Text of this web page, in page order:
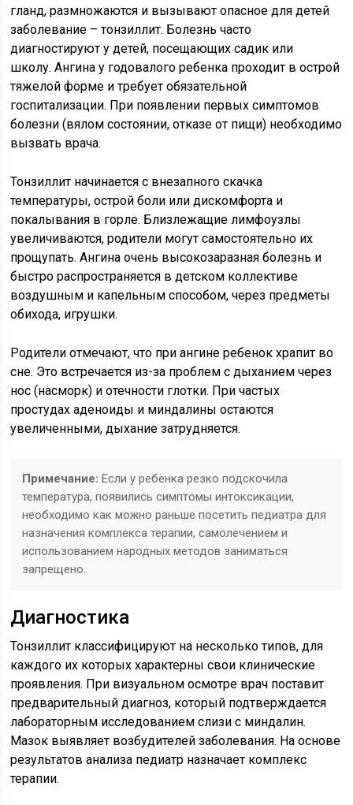
гланд, размножаются и вызывают опасное для детей
заболевание – тонзиллит. Болезнь часто
диагностируют у детей, посещающих садик или
школу. Ангина у годовалого ребенка проходит в острой
тяжелой форме и требует обязательной
госпитализации. При появлении первых симптомов
болезни (вялом состоянии, отказе от пищи) необходимо
вызвать врача.
Тонзиллит начинается с внезапного скачка
температуры, острой боли или дискомфорта и
покалывания в горле. Близлежащие лимфоузлы
увеличиваются, родители могут самостоятельно их
прощупать. Ангина очень высокозаразная болезнь и
быстро распространяется в детском коллективе
воздушным и капельным способом, через предметы
обихода, игрушки.
Родители отмечают, что при ангине ребенок храпит во
сне. Это встречается из-за проблем с дыханием через
нос (насморк) и отечности глотки. При частых
простудах аденоиды и миндалины остаются
увеличенными, дыхание затрудняется.
Примечание: Если у ребенка резко подскочила
температура, появились симптомы интоксикации,
необходимо как можно раньше посетить педиатра для
назначения комплекса терапии, самолечением и
использованием народных методов заниматься
запрещено.
Диагностика
Тонзиллит классифицируют на несколько типов, для
каждого их которых характерны свои клинические
проявления. При визуальном осмотре врач поставит
предварительный диагноз, который подтверждается
лабораторным исследованием слизи с миндалин.
Мазок выявляет возбудителей заболевания. На основе
результатов анализа педиатр назначает комплекс
терапии.